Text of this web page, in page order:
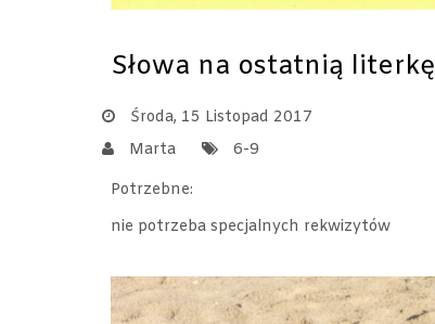
Słowa na ostatnią literkę
Środa, 15 Listopad 2017
Marta
6-9
Potrzebne:
nie potrzeba specjalnych rekwizytów